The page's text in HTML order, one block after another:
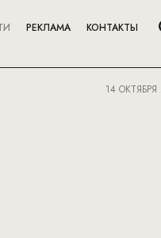
РЕКЛАМА КОНТАКТЫ
14 ОКТЯБРЯ